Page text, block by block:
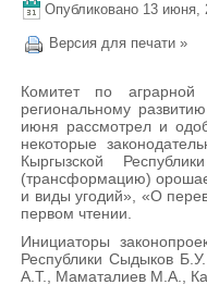
Опубликовано 13 июня,
Версия для печати »
Комитет по
региональному
июня рассмотрел и
некоторые
Кыргызской
(трансформацию)
и виды угодий», «О
первом чтении.
Инициаторы
Республики Сыдыков
А.Т., Маматалиев М.А.,